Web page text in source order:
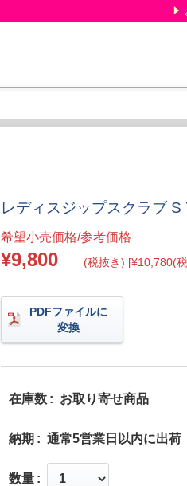
レディスジップスクラブ
希望小売価格/参考価格
¥9,800 (税抜き) [¥10,780(
PDFファイルに
変換
在庫数 お取り寄せ商品
納期 通常5営業日以内に出荷
数量